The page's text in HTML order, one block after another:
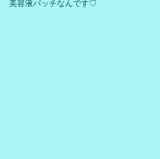
美容液パッチなんです♡